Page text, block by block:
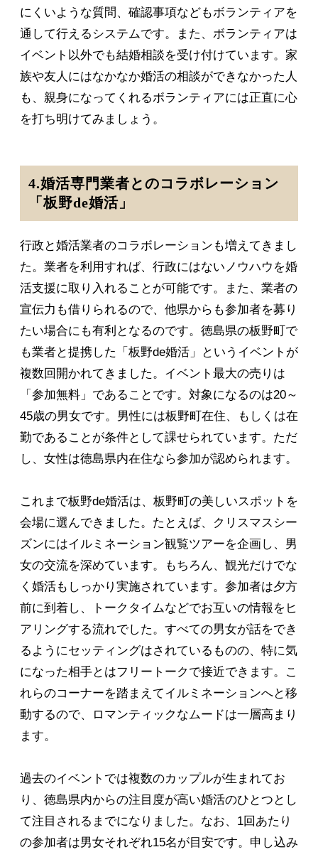
にくいような質問、確認事項などもボランティアを
通して行えるシステムです。また、ボランティアは
イベント以外でも結婚相談を受け付けています。家
族や友人にはなかなか婚活の相談ができなかった人
も、親身になってくれるボランティアには正直に心
を打ち明けてみましょう。
4.婚活専門業者とのコラボレーション
「板野de婚活」
行政と婚活業者のコラボレーションも増えてきまし
た。業者を利用すれば、行政にはないノウハウを婚
活支援に取り入れることが可能です。また、業者の
宣伝力も借りられるので、他県からも参加者を募り
たい場合にも有利となるのです。徳島県の板野町で
も業者と提携した「板野de婚活」というイベントが
複数回開かれてきました。イベント最大の売りは
「参加無料」であることです。対象になるのは20～
45歳の男女です。男性には板野町在住、もしくは在
勤であることが条件として課せられています。ただ
し、女性は徳島県内在住なら参加が認められます。
これまで板野de婚活は、板野町の美しいスポットを
会場に選んできました。たとえば、クリスマスシー
ズンにはイルミネーション観覧ツアーを企画し、男
女の交流を深めています。もちろん、観光だけでな
く婚活もしっかり実施されています。参加者は夕方
前に到着し、トークタイムなどでお互いの情報をヒ
アリングする流れでした。すべての男女が話をでき
るようにセッティングはされているものの、特に気
になった相手とはフリートークで接近できます。こ
れらのコーナーを踏まえてイルミネーションへと移
動するので、ロマンティックなムードは一層高まり
ます。
過去のイベントでは複数のカップルが生まれてお
り、徳島県内からの注目度が高い婚活のひとつとし
て注目されるまでになりました。なお、1回あたり
の参加者は男女それぞれ15名が目安です。申し込み